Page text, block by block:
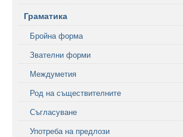
Граматика
Бройна форма
Звателни форми
Междуметия
Род на съществителните
Съгласуване
Употреба на предлози